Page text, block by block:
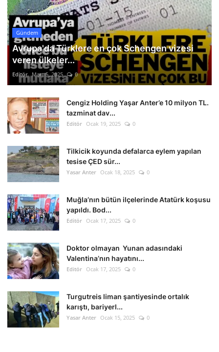
Gündem
Avrupa'da Türklere en çok Schengen vizesi
veren ülkeler...
Editör Mart 5, 2025 0
Cengiz Holding Yaşar Anter’e 10 milyon TL.
tazminat dav...
Editör Ocak 19, 2025 0
Tilkicik koyunda defalarca eylem yapılan
tesise ÇED sür...
Yasar Anter Ocak 18, 2025 0
Muğla’nın bütün ilçelerinde Atatürk koşusu
yapıldı. Bod...
Editör Ocak 17, 2025 0
Doktor olmayan Yunan adasındaki
Valentina’nın hayatını...
Editör Ocak 17, 2025 0
Turgutreis liman şantiyesinde ortalık
karıştı, bariyerl...
Yasar Anter Ocak 15, 2025 0